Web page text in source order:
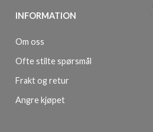
INFORMATION
Om oss
Ofte stilte spørsmål
Frakt og retur
Angre kjøpet